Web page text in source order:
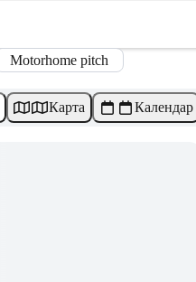
Motorhome pitch
Карта Календар